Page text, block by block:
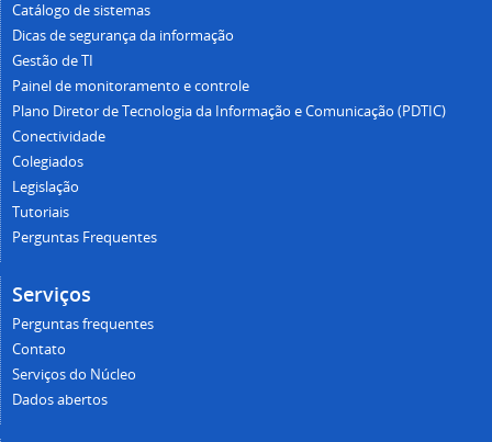
Catálogo de sistemas
Dicas de segurança da informação
Gestão de TI
Painel de monitoramento e controle
Plano Diretor de Tecnologia da Informação e Comunicação (PDTIC)
Conectividade
Colegiados
Legislação
Tutoriais
Perguntas Frequentes
Serviços
Perguntas frequentes
Contato
Serviços do Núcleo
Dados abertos